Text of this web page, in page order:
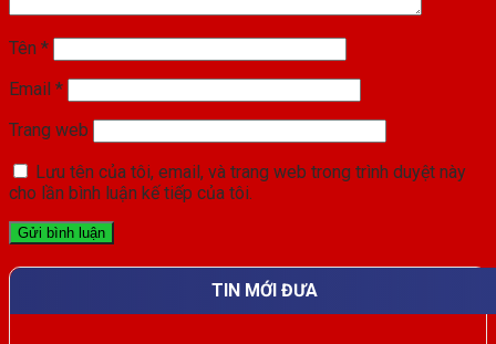
Tên *
Email *
Trang web
Lưu tên của tôi, email, và trang web trong trình duyệt này
cho lần bình luận kế tiếp của tôi.
TIN MỚI ĐƯA